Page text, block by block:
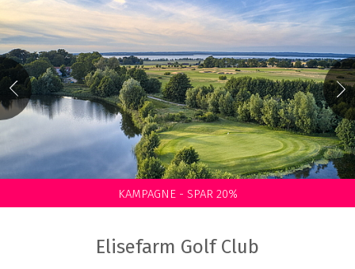
KAMPAGNE - SPAR 20%
Elisefarm Golf Club